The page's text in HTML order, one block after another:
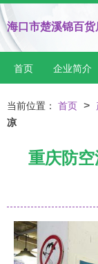
海口市楚溪锦百货
首页 企业简介
当前位置： 首页 >
凉
重庆防